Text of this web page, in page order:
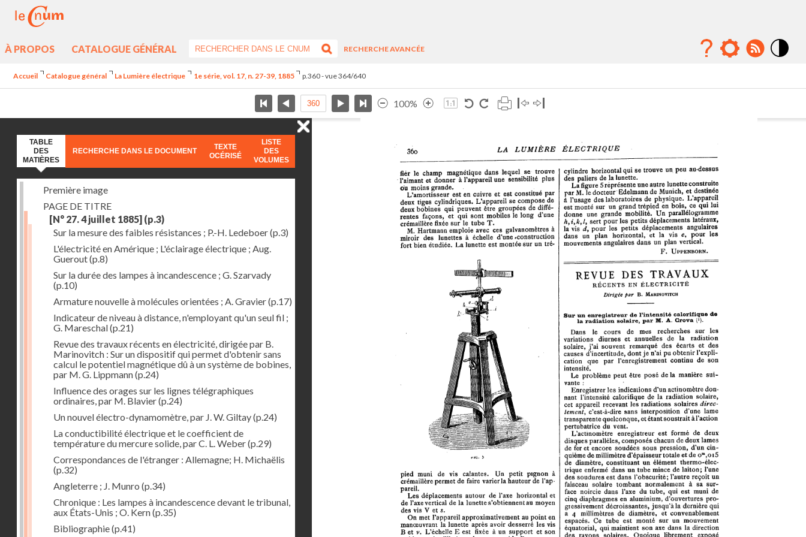
À PROPOS CATALOGUE GÉNÉRAL
RECHERCHE AVANCÉE
Accueil Catalogue général La Lumière électrique 1e série, vol. 17, n. 27-39, 1885 p.360 - vue 364/640
100%
TABLE
DES
MATIÈRES
RECHERCHE DANS LE DOCUMENT
TEXTE
OCÉRISÉ
LISTE
DES
VOLUMES
Première image
PAGE DE TITRE
[N° 27. 4 juillet 1885] (p.3)
Sur la mesure des faibles résistances ; P.-H. Ledeboer(p.3)
L'électricité en Amérique ; L'éclairage électrique ; Aug.
Guerout(p.8)
Sur la durée des lampes à incandescence ; G. Szarvady
(p.10)
Armature nouvelle à molécules orientées ; A. Gravier(p.17)
Indicateur de niveau à distance, n'employant qu'un seul fil ;
G. Mareschal(p.21)
Revue des travaux récents en électricité, dirigée par B.
Marinovitch : Sur un dispositif qui permet d'obtenir sans
calcul le potentiel magnétique dû à un système de bobines,
par M. G. Lippmann(p.24)
Influence des orages sur les lignes télégraphiques
ordinaires, par M. Blavier(p.24)
Un nouvel électro-dynamomètre, par J. W. Giltay(p.24)
La conductibilité électrique et le coefficient de
température du mercure solide, par C. L. Weber(p.29)
Correspondances de l'étranger : Allemagne; H. Michaëlis
(p.32)
Angleterre ; J. Munro (p.34)
Chronique : Les lampes à incandescence devant le tribunal,
aux États-Unis ; O. Kern(p.35)
Bibliographie(p.41)